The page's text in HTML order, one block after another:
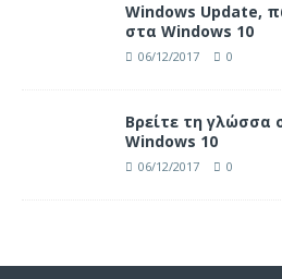
Windows Update,
στα Windows 10
06/12/2017 0
Βρείτε τη γλώσσα
Windows 10
06/12/2017 0